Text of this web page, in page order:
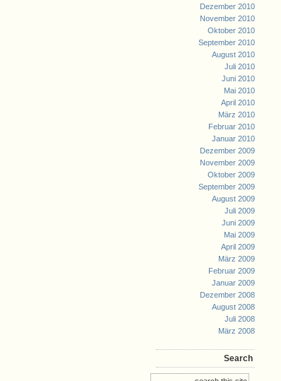
Dezember 2010
November 2010
Oktober 2010
September 2010
August 2010
Juli 2010
Juni 2010
Mai 2010
April 2010
März 2010
Februar 2010
Januar 2010
Dezember 2009
November 2009
Oktober 2009
September 2009
August 2009
Juli 2009
Juni 2009
Mai 2009
April 2009
März 2009
Februar 2009
Januar 2009
Dezember 2008
August 2008
Juli 2008
März 2008
Search